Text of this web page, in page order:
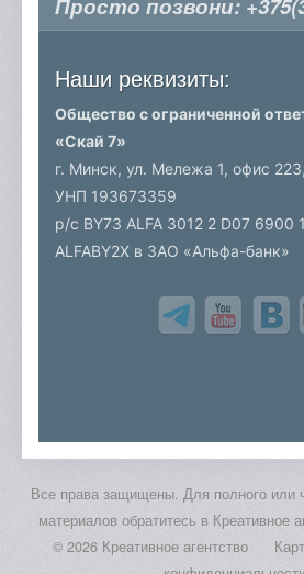
Наши реквизиты:
Общество с ограниченной
«Скай 7»
г. Минск, ул. Мележа 1, офис 223,
УНП 193673359
р/c BY73 ALFA 3012 2 D07 6900
ALFABY2X в ЗАО «Альфа-банк»
Все права защищены. Для полного или
материалов обратитесь в Креативное
© 2026 Креативное агентство